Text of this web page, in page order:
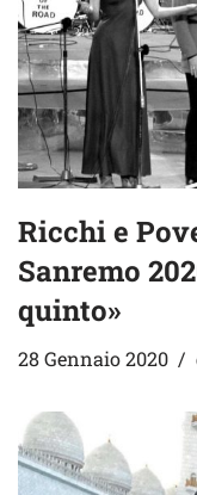
Ricchi e
Sanremo
quinto»
28 Gennaio 2020